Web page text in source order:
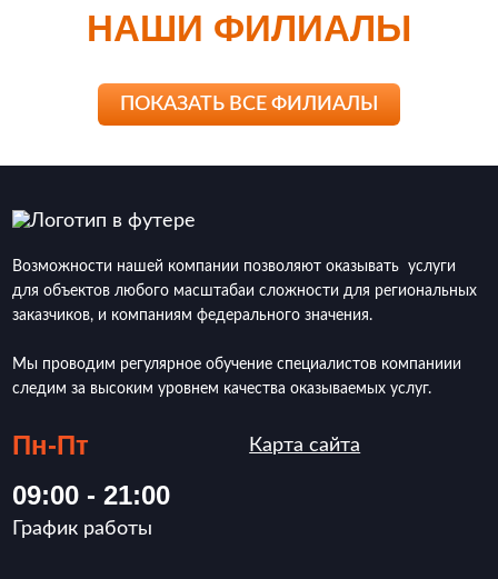
НАШИ ФИЛИАЛЫ
ПОКАЗАТЬ ВСЕ ФИЛИАЛЫ
Возможности нашей компании позволяют оказывать услуги
для объектов любого масштабаи сложности для региональных
заказчиков, и компаниям федерального значения.
Мы проводим регулярное обучение специалистов компаниии
следим за высоким уровнем качества оказываемых услуг.
Пн-Пт
09:00 - 21:00
График работы
Карта сайта